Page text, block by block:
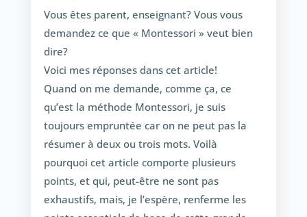
Vous êtes parent, enseignant? Vous vous
demandez ce que « Montessori » veut bien
dire?
Voici mes réponses dans cet article!
Quand on me demande, comme ça, ce
qu’est la méthode Montessori, je suis
toujours empruntée car on ne peut pas la
résumer à deux ou trois mots. Voilà
pourquoi cet article comporte plusieurs
points, et qui, peut-être ne sont pas
exhaustifs, mais, je l’espère, renferme les